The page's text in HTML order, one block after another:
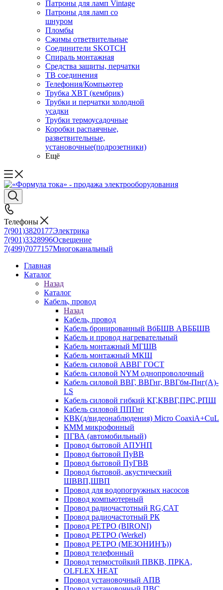
Патроны для ламп Vintage
Патроны для ламп со
шнуром
Пломбы
Сжимы ответвительные
Соединители SKOTCH
Спираль монтажная
Средства защиты, перчатки
ТВ соединения
Телефония/Компьютер
Трубка ХВТ (кембрик)
Трубки и перчатки холодной
усадки
Трубки термоусадочные
Коробки распаячные,
разветвительные,
установочные(подрозетники)
Ещё
Телефоны
7(901)3820177Электрика
7(901)3328996Освещение
7(499)7077157Многоканальный
Главная
Каталог
Назад
Каталог
Кабель, провод
Назад
Кабель, провод
Кабель бронированный ВбБШВ АВББШВ
Кабель и провод нагревательный
Кабель монтажный МГШВ
Кабель монтажный МКШ
Кабель силовой АВВГ ГОСТ
Кабель силовой NYM однопроволочный
Кабель силовой ВВГ, ВВГнг, ВВГбм-Пнг(А)-
LS
Кабель силовой гибкий КГ,КВВГ,ПРС,РПШ
Кабель силовой ППГнг
КВК(д/видеонаблюдения) Micro CoaxiA+CuL
КММ микрофонный
ПГВА (автомобильный)
Провод бытовой АПУНП
Провод бытовой ПуВВ
Провод бытовой ПуГВВ
Провод бытовой, акустический
ШВВП,ШВП
Провод для водопогружных насосов
Провод компьютерный
Провод радиочастотный RG,САТ
Провод радиочастотный РК
Провод РЕТРО (BIRONI)
Провод РЕТРО (Werkel)
Провод РЕТРО (МЕЗОНИНЪ))
Провод телефонный
Провод термостойкий ПВКВ, ПРКА,
OLFLEX HEAT
Провод установочный АПВ